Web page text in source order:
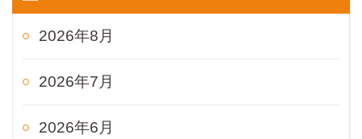
2026年8月
2026年7月
2026年6月